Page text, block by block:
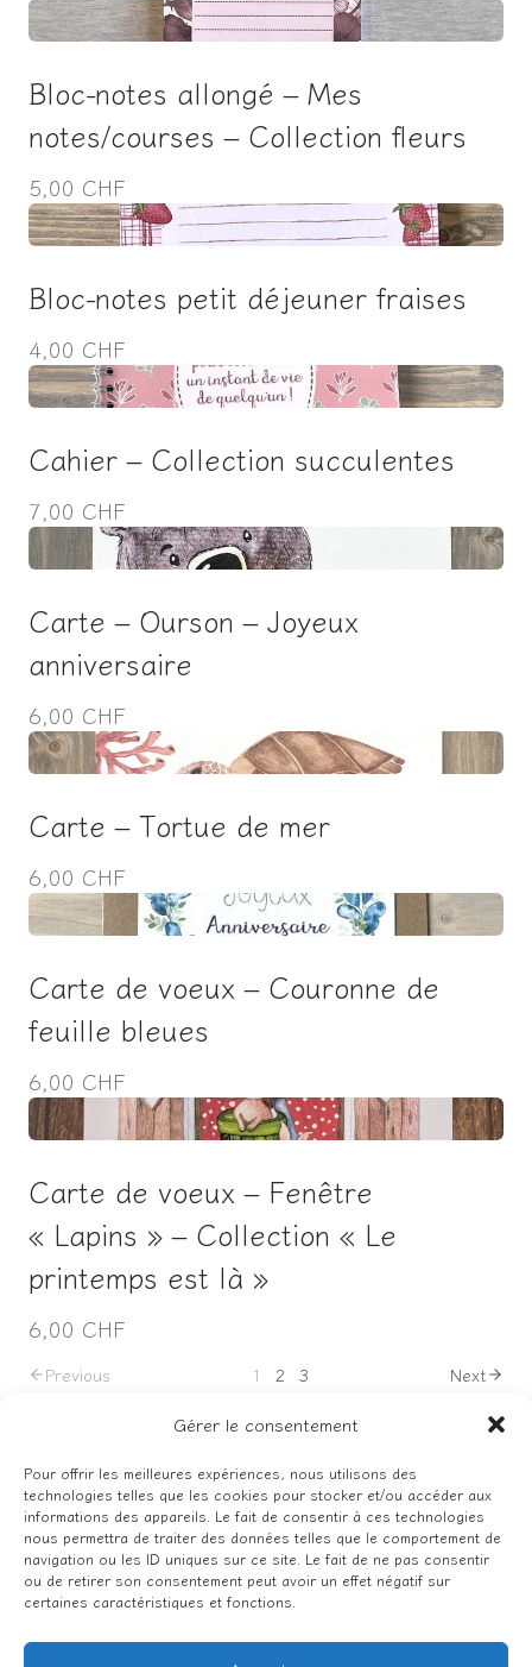
Gérer le consentement
Pour offrir les meilleures expériences, nous utilisons des
technologies telles que les cookies pour stocker et/ou accéder aux
informations des appareils. Le fait de consentir à ces technologies
nous permettra de traiter des données telles que le comportement de
navigation ou les ID uniques sur ce site. Le fait de ne pas consentir
ou de retirer son consentement peut avoir un effet négatif sur
certaines caractéristiques et fonctions.
Bloc-notes allongé – Mes
notes/courses – Collection fleurs
5,00 CHF
Bloc-notes petit déjeuner fraises
4,00 CHF
Cahier – Collection succulentes
7,00 CHF
Carte – Ourson – Joyeux
anniversaire
6,00 CHF
Carte – Tortue de mer
6,00 CHF
Carte de voeux – Couronne de
feuille bleues
6,00 CHF
Carte de voeux – Fenêtre
« Lapins » – Collection « Le
printemps est là »
6,00 CHF
Previous 1 2 3 Next
Facebook Instagram
Politique de confidentialité
Conditions générales de vente